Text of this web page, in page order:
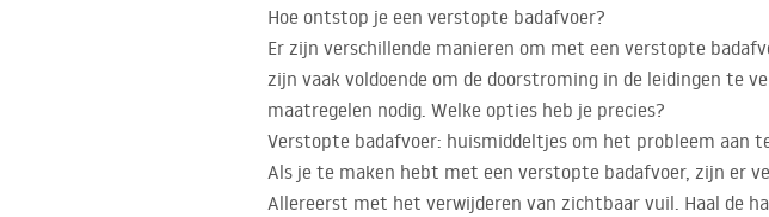
Hoe ontstop je een verstopte badafvoer?
Er zijn verschillende manieren om met een verstopte
zijn vaak voldoende om de doorstroming in de leidingen te
maatregelen nodig. Welke opties heb je precies?
Verstopte badafvoer: huismiddeltjes om het probleem aan
Als je te maken hebt met een verstopte badafvoer, zijn er
Allereerst met het verwijderen van zichtbaar vuil. Haal de